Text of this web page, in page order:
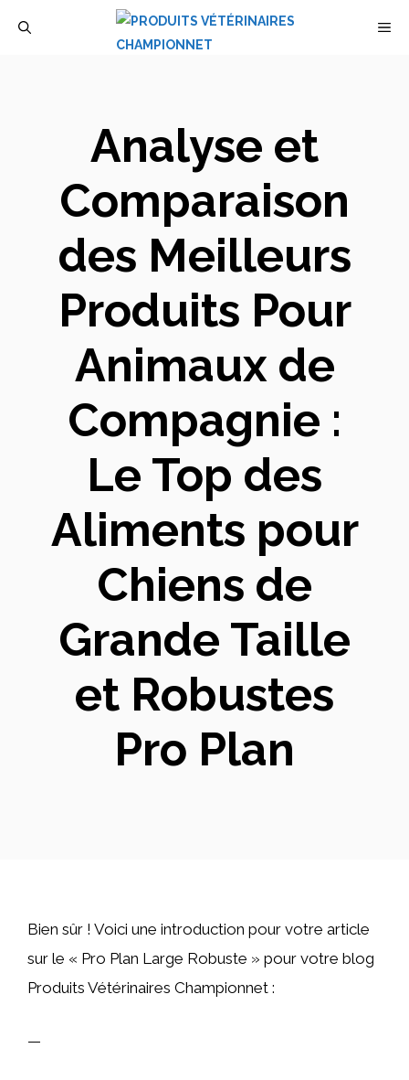
Analyse et
Comparaison
des Meilleurs
Produits Pour
Animaux de
Compagnie :
Le Top des
Aliments pour
Chiens de
Grande Taille
et Robustes
Pro Plan
Bien sûr ! Voici une introduction pour votre article
sur le « Pro Plan Large Robuste » pour votre blog
Produits Vétérinaires Championnet :
—